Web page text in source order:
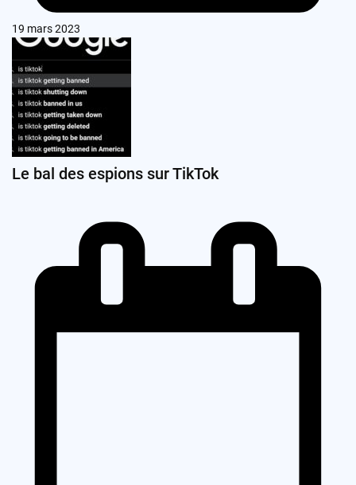
19 mars 2023
Le bal des espions sur TikTok